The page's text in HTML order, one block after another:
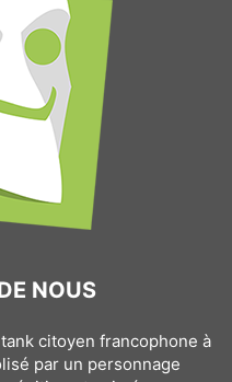
NOUS
citoyen francophone à
par un personnage